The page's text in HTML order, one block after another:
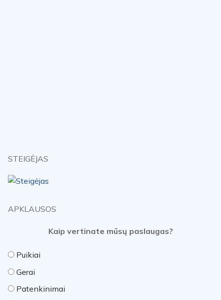
STEIGĖJAS
APKLAUSOS
Kaip vertinate mūsų paslaugas?
Puikiai
Gerai
Patenkinimai